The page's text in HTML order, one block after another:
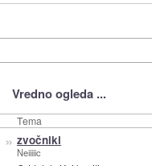
Vredno ogleda ...
Tema
» zvočniki
Neiiiiic